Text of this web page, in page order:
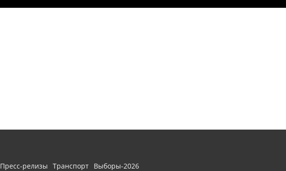
Пресс-релизы Транспорт Выборы-2026